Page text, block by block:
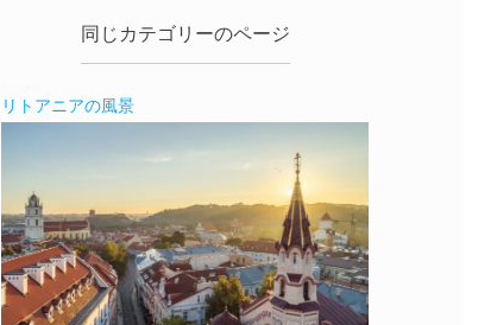
同じカテゴリーのページ
リトアニアの風景